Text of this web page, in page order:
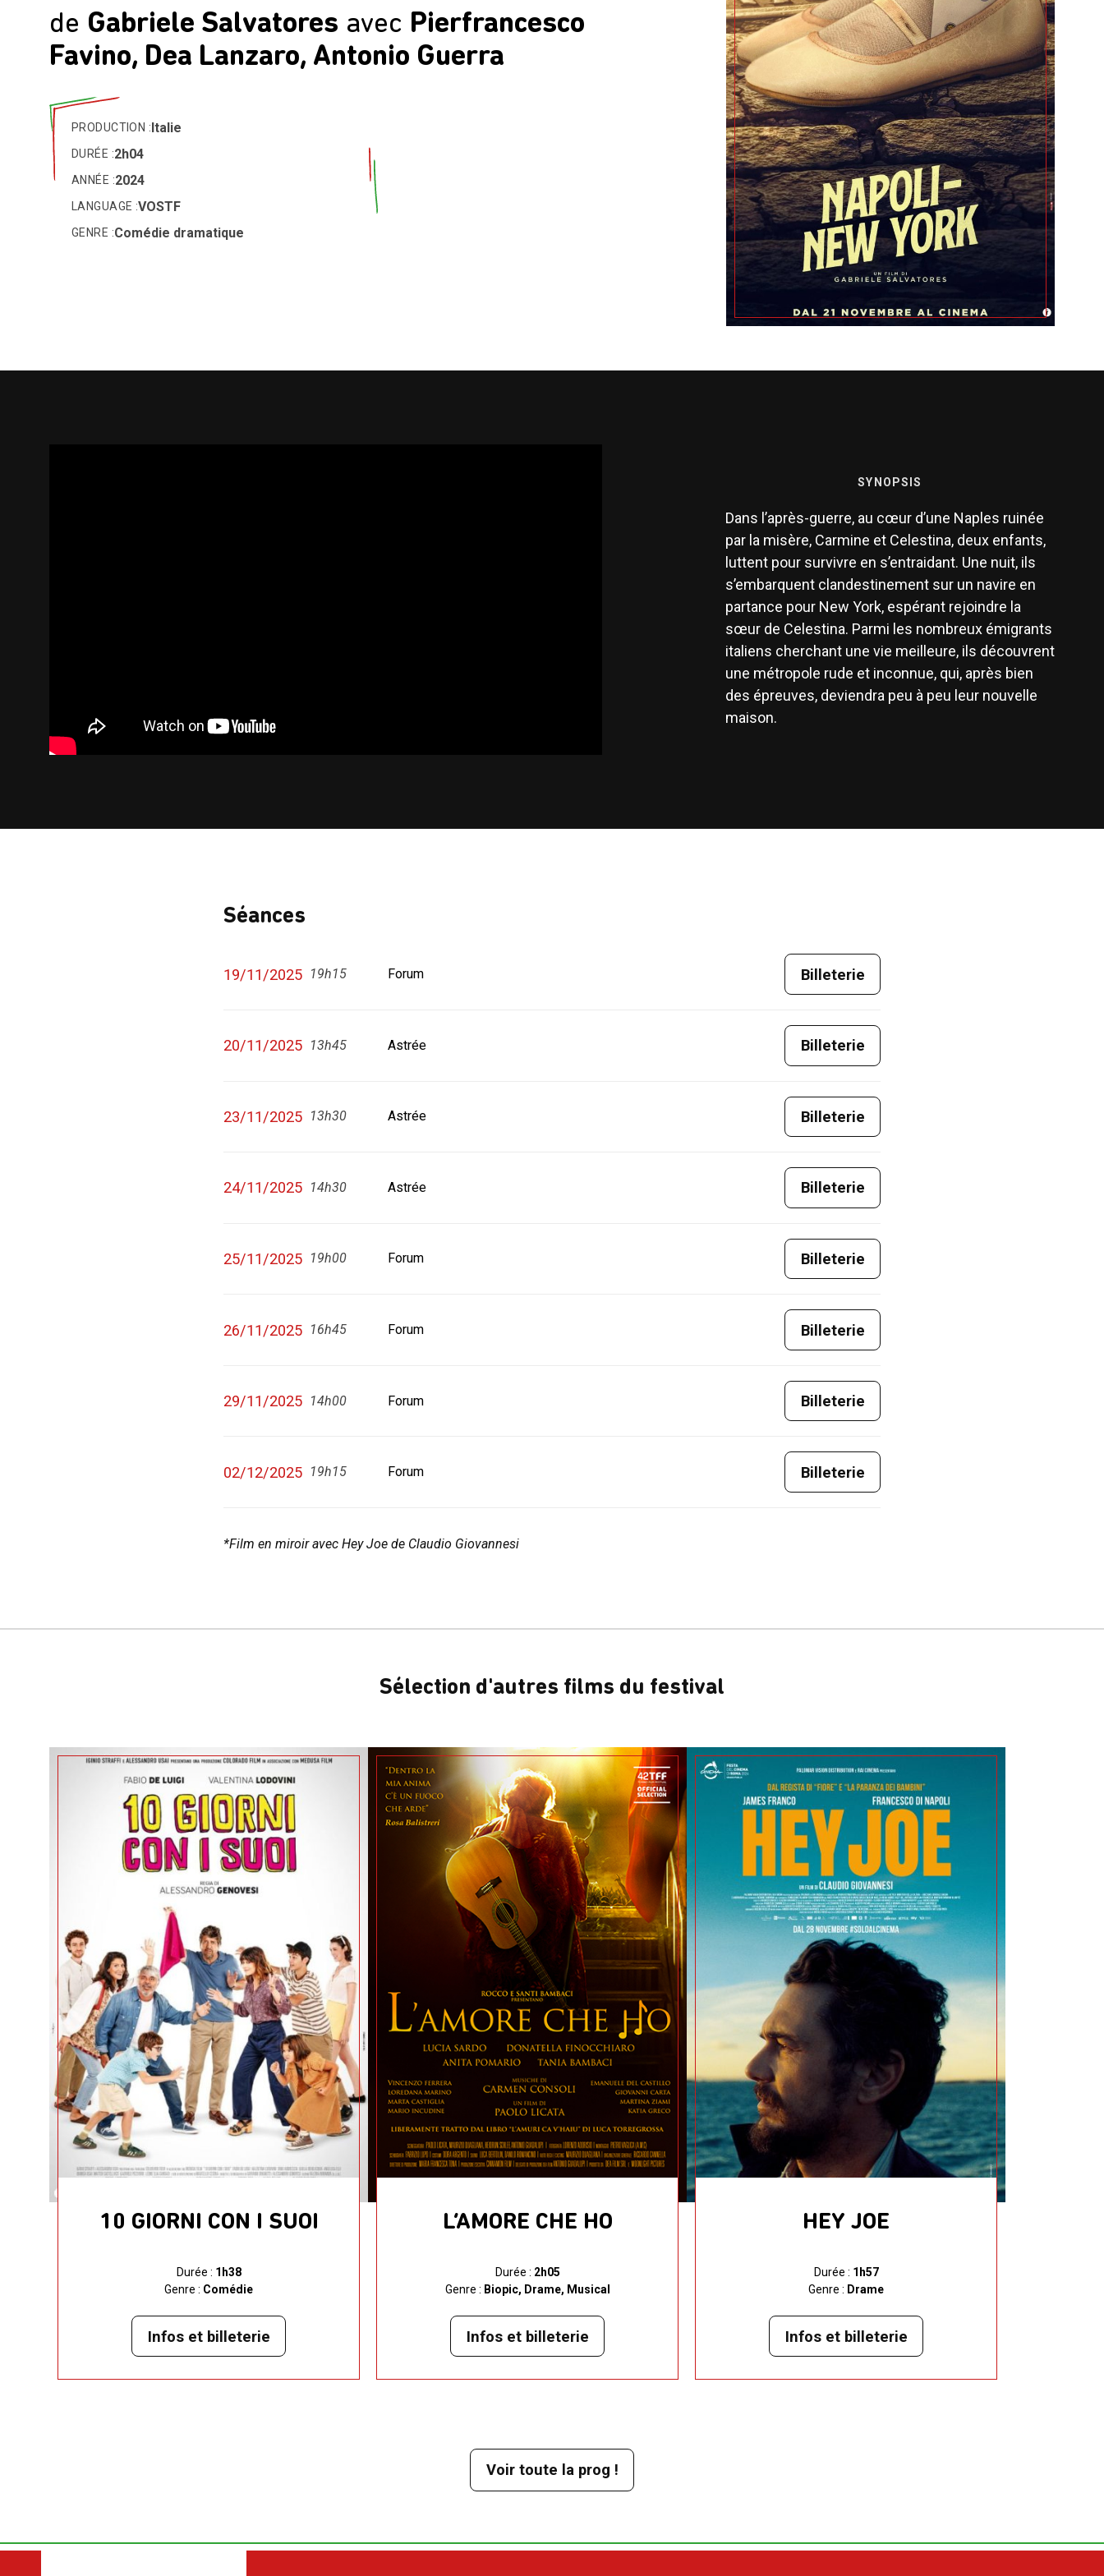
de Gabriele Salvatores avec Pierfrancesco
Favino, Dea Lanzaro, Antonio Guerra
PRODUCTION :Italie
DURÉE :2h04
ANNÉE :2024
LANGUAGE :VOSTF
GENRE :Comédie dramatique
SYNOPSIS
Dans l’après-guerre, au cœur d’une Naples ruinée
par la misère, Carmine et Celestina, deux enfants,
luttent pour survivre en s’entraidant. Une nuit, ils
s’embarquent clandestinement sur un navire en
partance pour New York, espérant rejoindre la
sœur de Celestina. Parmi les nombreux émigrants
italiens cherchant une vie meilleure, ils découvrent
une métropole rude et inconnue, qui, après bien
des épreuves, deviendra peu à peu leur nouvelle
maison.
Séances
19/11/2025 19h15 Forum Billeterie
20/11/2025 13h45 Astrée Billeterie
23/11/2025 13h30 Astrée Billeterie
24/11/2025 14h30 Astrée Billeterie
25/11/2025 19h00 Forum Billeterie
26/11/2025 16h45 Forum Billeterie
29/11/2025 14h00 Forum Billeterie
02/12/2025 19h15 Forum Billeterie
*Film en miroir avec Hey Joe de Claudio Giovannesi
Sélection d'autres films du festival
10 GIORNI CON I SUOI
Durée : 1h38
Genre : Comédie
Infos et billeterie
L’AMORE CHE HO
Durée : 2h05
Genre : Biopic, Drame, Musical
Infos et billeterie
HEY JOE
Durée : 1h57
Genre : Drame
Infos et billeterie
Voir toute la prog !